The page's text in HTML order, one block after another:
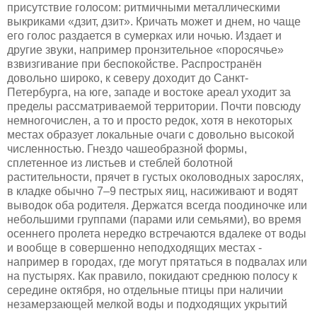
присутствие голосом: ритмичными металлическими
выкриками «дзит, дзит». Кричать может и днем, но чаще
его голос раздается в сумерках или ночью. Издает и
другие звуки, например пронзительное «поросячье»
взвизгивание при беспокойстве. Распространён
довольно широко, к северу доходит до Санкт-
Петербурга, на юге, западе и востоке ареал уходит за
пределы рассматриваемой территории. Почти повсюду
немногочислен, а то и просто редок, хотя в некоторых
местах образует локальные очаги с довольно высокой
численностью. Гнездо чашеобразной формы,
сплетенное из листьев и стеблей болотной
растительности, прячет в густых околоводных зарослях,
в кладке обычно 7–9 пестрых яиц, насиживают и водят
выводок оба родителя. Держатся всегда поодиночке или
небольшими группами (парами или семьями), во время
осеннего пролета нередко встречаются вдалеке от воды
и вообще в совершенно неподходящих местах -
например в городах, где могут прятаться в подвалах или
на пустырях. Как правило, покидают среднюю полосу к
середине октября, но отдельные птицы при наличии
незамерзающей мелкой воды и подходящих укрытий